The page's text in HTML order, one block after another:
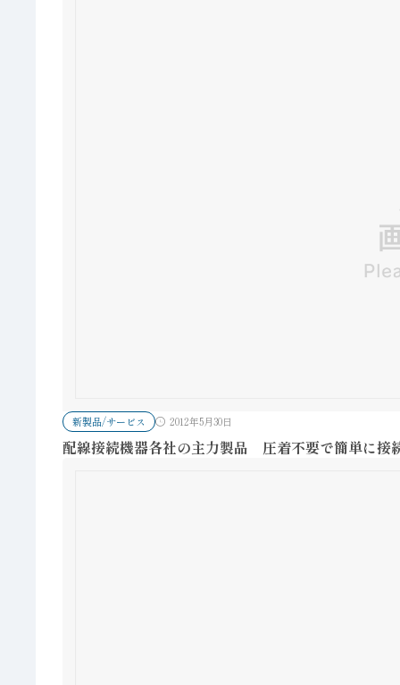
新製品/サービス 2012年5月30日
配線接続機器各社の主力製品 圧着不要で簡単に